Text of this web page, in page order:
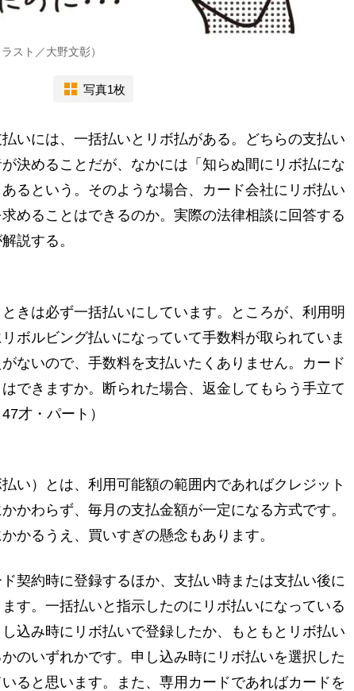
スト／大野文彰）
写真1枚
いには、一括払いとリボ払がある。どちらの支払い
決めることだが、なかには「知らぬ間にリボ払にな
るという。そのような場合、カード会社にリボ払い
めることはできるのか。実際の法律相談に回答する
説する。
きは必ず一括払いにしています。ところが、利用明
ボルビング払いになっていて手数料が取られていま
ないので、手数料を支払いたくありません。カード
できますか。断られた場合、返金してもらう手立て
才・パート）
い）とは、利用可能額の範囲内であればクレジット
かわらず、毎月の支払金額が一定になる方式です。
かるうえ、買いすぎの懸念もあります。
契約時に登録するほか、支払い時または支払い後に
す。一括払いと指示したのにリボ払いになっている
込み時にリボ払いで登録したか、もともとリボ払い
のいずれかです。申し込み時にリボ払いを選択した
ると思います。また、専用カードであればカードを